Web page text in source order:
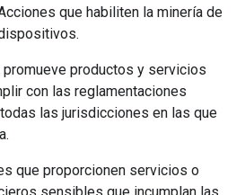
que habiliten la minería de
productos y servicios
con las reglamentaciones
las jurisdicciones en las que
que proporcionen servicios o